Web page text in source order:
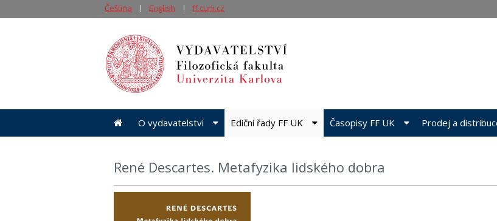
René Descartes. Metafyzika lidského dobra
O vydavatelství Ediční řady FF UK Časopisy FF UK Prodej a
Čeština English ff.cuni.cz